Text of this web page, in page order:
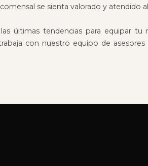
se sienta valorado y atendido
últimas tendencias para equipar tu
con nuestro equipo de asesores